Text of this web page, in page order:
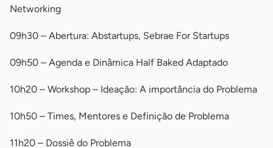
Networking
09h30 – Abertura: Abstartups, Sebrae For Startups
09h50 – Agenda e Dinâmica Half Baked Adaptado
10h20 – Workshop – Ideação: A importância do Problema
10h50 – Times, Mentores e Definição de Problema
11h20 – Dossiê do Problema